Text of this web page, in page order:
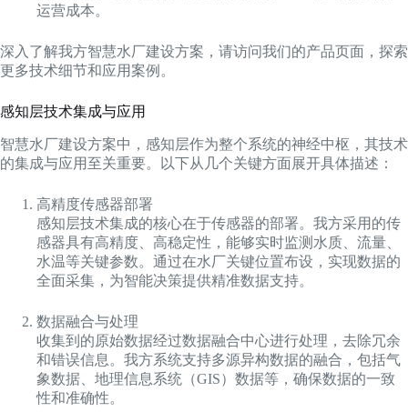
运营成本。
深入了解我方智慧水厂建设方案，请访问我们的产品页面，探索
更多技术细节和应用案例。
感知层技术集成与应用
智慧水厂建设方案中，感知层作为整个系统的神经中枢，其技术
的集成与应用至关重要。以下从几个关键方面展开具体描述：
高精度传感器部署
感知层技术集成的核心在于传感器的部署。我方采用的传
感器具有高精度、高稳定性，能够实时监测水质、流量、
水温等关键参数。通过在水厂关键位置布设，实现数据的
全面采集，为智能决策提供精准数据支持。
数据融合与处理
收集到的原始数据经过数据融合中心进行处理，去除冗余
和错误信息。我方系统支持多源异构数据的融合，包括气
象数据、地理信息系统（GIS）数据等，确保数据的一致
性和准确性。